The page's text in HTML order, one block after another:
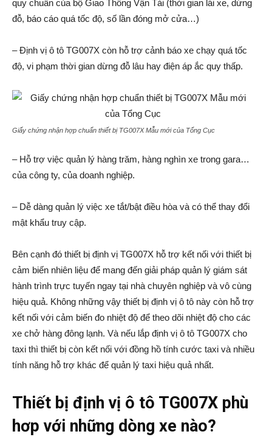
quy chuẩn của bộ Giao Thông Vận Tải (thời gian lái xe, dừng
đỗ, báo cáo quá tốc độ, số lần đóng mở cửa…)
– Định vị ô tô TG007X còn hỗ trợ cảnh báo xe chạy quá tốc
độ, vi phạm thời gian dừng đỗ lâu hay điện áp ắc quy thấp.
Giấy chứng nhận hợp chuẩn thiết bị TG007X Mẫu mới của Tổng Cục
– Hỗ trợ việc quản lý hàng trăm, hàng nghìn xe trong gara…
của công ty, của doanh nghiệp.
– Dễ dàng quản lý việc xe tắt/bật điều hòa và có thể thay đổi
mật khẩu truy cập.
Bên cạnh đó thiết bị định vị TG007X hỗ trợ kết nối với thiết bị
cảm biến nhiên liệu để mang đến giải pháp quản lý giám sát
hành trình trực tuyến ngay tại nhà chuyên nghiệp và vô cùng
hiệu quả. Không những vậy thiết bị định vị ô tô này còn hỗ trợ
kết nối với cảm biến đo nhiệt độ để theo dõi nhiệt độ cho các
xe chở hàng đông lạnh. Và nếu lắp định vị ô tô TG007X cho
taxi thì thiết bị còn kết nối với đồng hồ tính cước taxi và nhiều
tính năng hỗ trợ khác để quản lý taxi hiệu quả nhất.
Thiết bị định vị ô tô TG007X phù
hơp với những dòng xe nào?